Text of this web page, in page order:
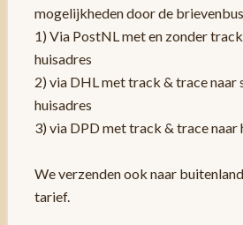
mogelijkheden door de
1) Via PostNL met en zonder
huisadres
2) via DHL met track & trace naar
huisadres
3) via DPD met track & trace naar
We verzenden ook naar
tarief.